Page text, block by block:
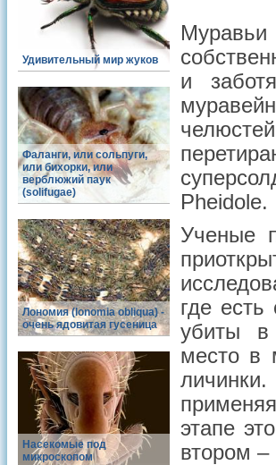
Удивительный мир жуков
Фаланги, или сольпуги,
или бихорки, или
верблюжий паук
(solifugae)
Лономия (lonomia obliqua) -
очень ядовитая гусеница
Насекомые под
микроскопом
и
Pheidole.
Ученые
где
убиты в
место в
личинки.
этапе
втором